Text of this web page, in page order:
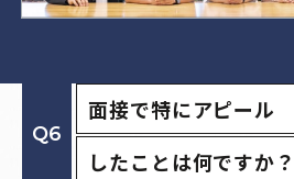
Q6
面接で特にアピール
したことは何ですか？